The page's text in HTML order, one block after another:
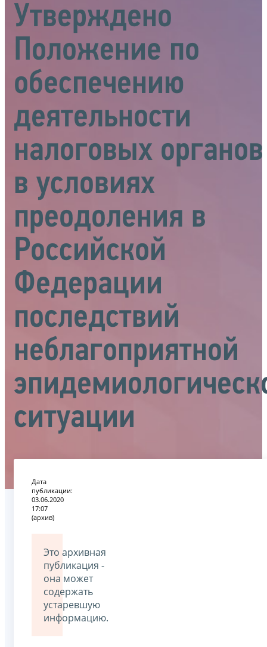
Утверждено
Положение по
обеспечению
деятельности
налоговых органов
в условиях
преодоления в
Российской
Федерации
последствий
неблагоприятной
ситуации
Дата
публикации:
03.06.2020
17:07
(архив)
Это архивная
публикация -
она может
содержать
устаревшую
информацию.